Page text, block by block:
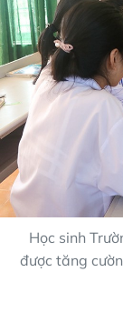
Học sinh
được tăng